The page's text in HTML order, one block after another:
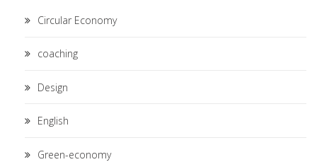
Circular Economy
coaching
Design
English
Green-economy